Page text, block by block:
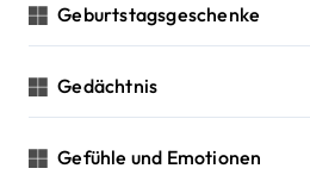
Geburtstagsgeschenke
Gedächtnis
Gefühle und Emotionen